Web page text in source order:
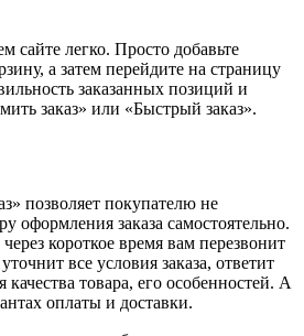
сайте легко. Просто добавьте
а затем перейдите на страницу
заказанных позиций и
заказ» или «Быстрый заказ».
позволяет покупателю не
оформления заказа самостоятельно.
короткое время вам перезвонит
все условия заказа, ответит
товара, его особенностей. А
оплаты и доставки.